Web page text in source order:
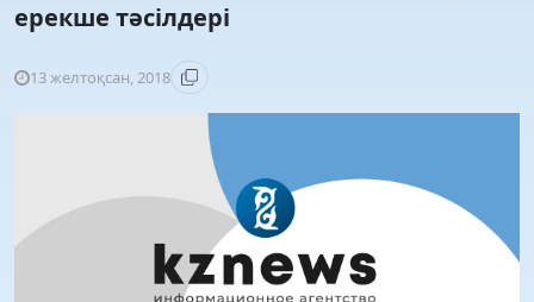
ерекше тәсілдері
13 желтоқсан, 2018